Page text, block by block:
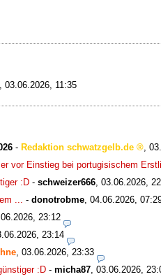
, 03.06.2026, 11:35
- Redaktion schwatzgelb.de
vor Einstieg bei portugisischem
:D - schweizer666 03.06.2026,
...
- donotrobme 04.06.2026,
23:12
23:14
03.06.2026, 23:33
:D - micha87 03.06.2026,